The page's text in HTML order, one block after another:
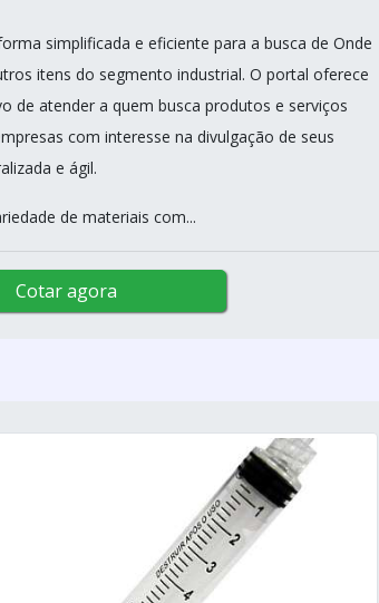
simplificada e eficiente para a busca de Onde
itens do segmento industrial. O portal oferece
de atender a quem busca produtos e serviços
com interesse na divulgação de seus
e ágil.
de materiais com...
Cotar agora